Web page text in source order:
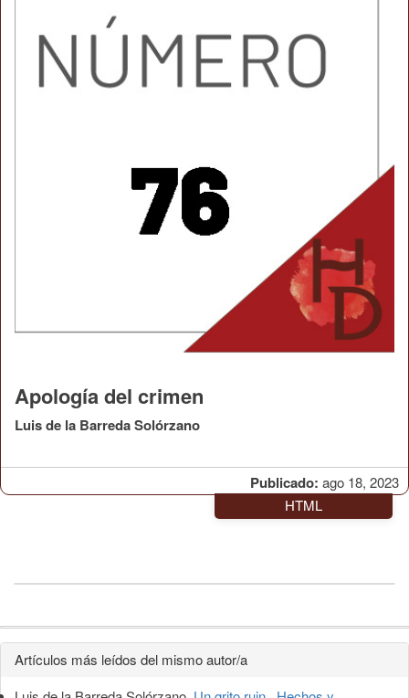
Publicado: ago 18, 2023
Apología del crimen
Luis de la Barreda Solórzano
HTML
Detalles
del
Artículos más leídos del mismo autor/a